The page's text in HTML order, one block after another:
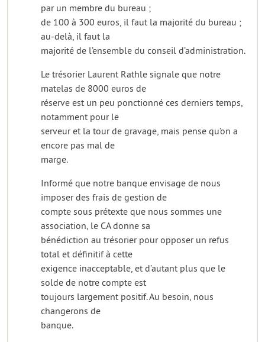
par un membre du bureau ;
de 100 à 300 euros, il faut la majorité du bureau ;
au-delà, il faut la
majorité de l’ensemble du conseil d’administration.
Le trésorier Laurent Rathle signale que notre
matelas de 8000 euros de
réserve est un peu ponctionné ces derniers temps,
notamment pour le
serveur et la tour de gravage, mais pense qu’on a
encore pas mal de
marge.
Informé que notre banque envisage de nous
imposer des frais de gestion de
compte sous prétexte que nous sommes une
association, le CA donne sa
bénédiction au trésorier pour opposer un refus
total et définitif à cette
exigence inacceptable, et d’autant plus que le
solde de notre compte est
toujours largement positif. Au besoin, nous
changerons de
banque.